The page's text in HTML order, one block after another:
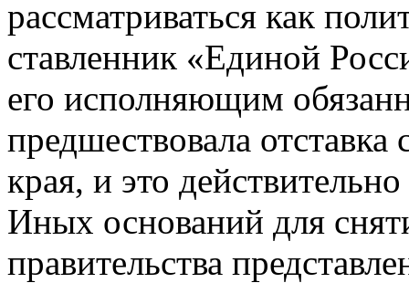
рассматриваться как
ставленник «Единой
его исполняющим
предшествовала отставка
края, и это
Иных оснований для
правительства